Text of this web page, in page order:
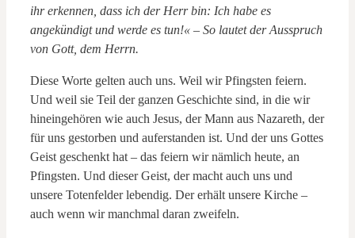
ihr erkennen, dass ich der Herr bin: Ich habe es
angekündigt und werde es tun!« – So lautet der Ausspruch
von Gott, dem Herrn.
Diese Worte gelten auch uns. Weil wir Pfingsten feiern.
Und weil sie Teil der ganzen Geschichte sind, in die wir
hineingehören wie auch Jesus, der Mann aus Nazareth, der
für uns gestorben und auferstanden ist. Und der uns Gottes
Geist geschenkt hat – das feiern wir nämlich heute, an
Pfingsten. Und dieser Geist, der macht auch uns und
unsere Totenfelder lebendig. Der erhält unsere Kirche –
auch wenn wir manchmal daran zweifeln.